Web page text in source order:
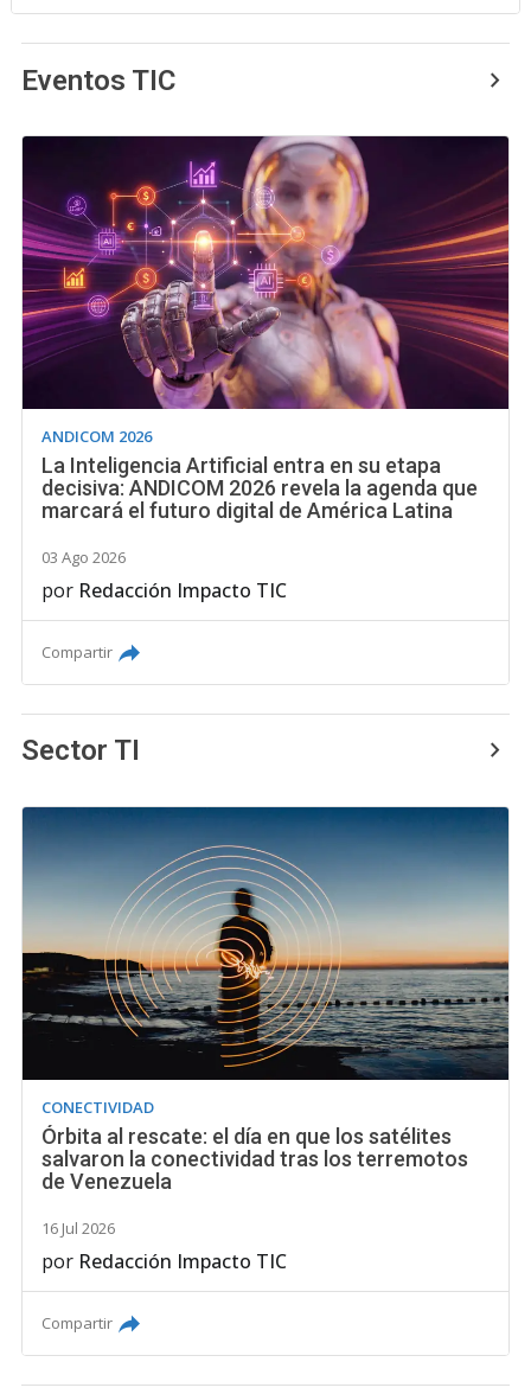
Eventos TIC
ANDICOM 2026
La Inteligencia Artificial entra en su etapa
decisiva: ANDICOM 2026 revela la agenda que
marcará el futuro digital de América Latina
03 Ago 2026
por Redacción Impacto TIC
Compartir
Sector TI
CONECTIVIDAD
Órbita al rescate: el día en que los satélites
salvaron la conectividad tras los terremotos
de Venezuela
16 Jul 2026
por Redacción Impacto TIC
Compartir